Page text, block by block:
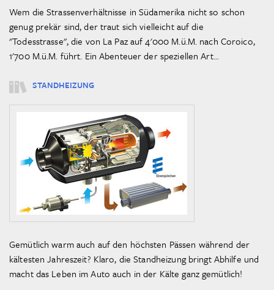
Wem die Strassenverhältnisse in Südamerika nicht so schon
genug prekär sind, der traut sich vielleicht auf die
"Todesstrasse", die von La Paz auf 4'000 M.ü.M. nach Coroico,
1'700 M.ü.M. führt. Ein Abenteuer der speziellen Art...
STANDHEIZUNG
Gemütlich warm auch auf den höchsten Pässen während der
kältesten Jahreszeit? Klaro, die Standheizung bringt Abhilfe und
macht das Leben im Auto auch in der Kälte ganz gemütlich!